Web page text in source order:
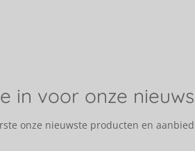
in voor onze
onze nieuwste producten en